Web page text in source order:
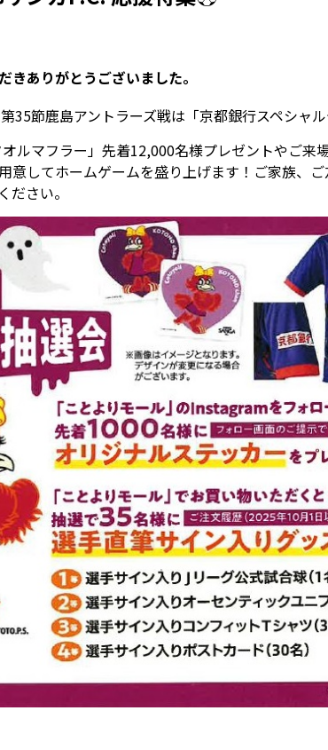
ありがとうございました。
節鹿島アントラーズ戦は「京都銀行スペシャル
ルマフラー」先着12,000名様プレゼントやご来
意してホームゲームを盛り上げます！ご家族、
ださい。